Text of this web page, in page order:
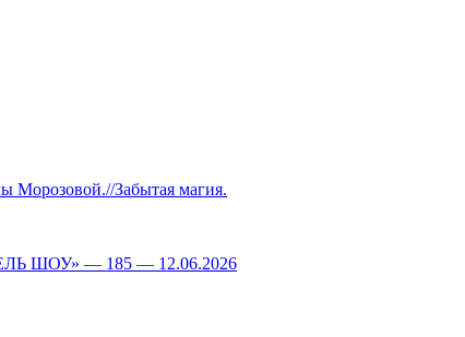
Забытая магия.
ШОУ» — 185 — 12.06.2026